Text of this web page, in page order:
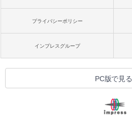
プライバシーポリシー
インプレスグループ
PC版で見る